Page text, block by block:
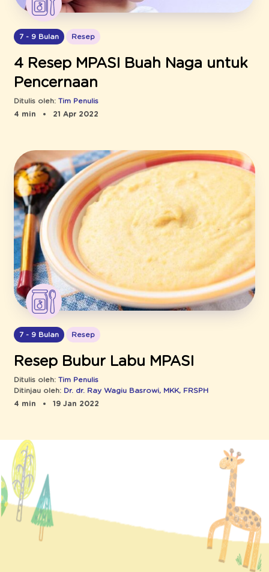
7 - 9 Bulan Resep
4 Resep MPASI Buah Naga untuk
Pencernaan
Ditulis oleh: Tim Penulis
4 min
21 Apr 2022
7 - 9 Bulan Resep
Resep Bubur Labu MPASI
Ditulis oleh: Tim Penulis
Ditinjau oleh: Dr. dr. Ray Wagiu Basrowi, MKK, FRSPH
4 min
19 Jan 2022